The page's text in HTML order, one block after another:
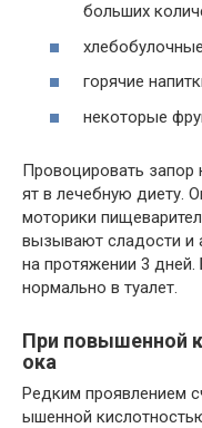
больших
горячие
некоторые
Провоцировать запор
ят в лечебную диету.
моторики
вызывают сладости и
на протяжении 3
нормально в туалет.
При повышенной
ока
Редким проявлением
ышенной